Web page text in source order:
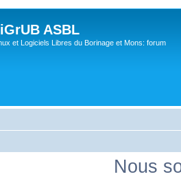
ASBL
et Logiciels Libres du Borinage et Mons: forum
Nous